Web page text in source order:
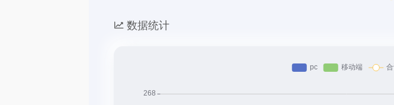
数据统计